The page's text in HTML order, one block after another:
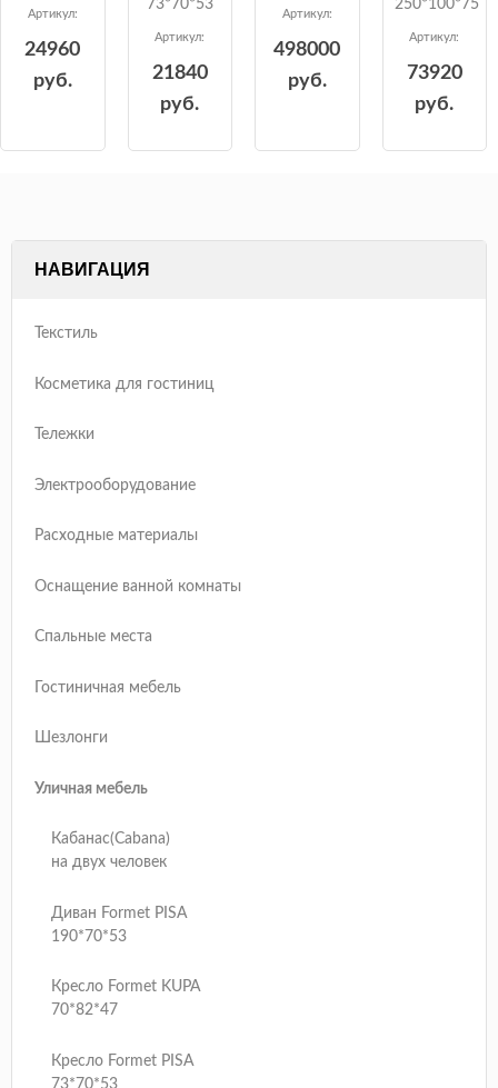
Артикул:
24960
руб.
73*70*53
Артикул:
21840
руб.
Артикул:
498000
руб.
250*100*75
Артикул:
73920
руб.
НАВИГАЦИЯ
Текстиль
Косметика для гостиниц
Тележки
Электрооборудование
Расходные материалы
Оснащение ванной комнаты
Спальные места
Гостиничная мебель
Шезлонги
Уличная мебель
Кабанас(Cabana)
на двух человек
Диван Formet PISA
190*70*53
Кресло Formet KUPA
70*82*47
Кресло Formet PISA
73*70*53